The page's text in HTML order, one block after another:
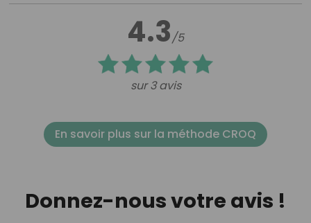
4.3/5
sur 3 avis
En savoir plus sur la méthode CROQ
Donnez-nous votre avis !